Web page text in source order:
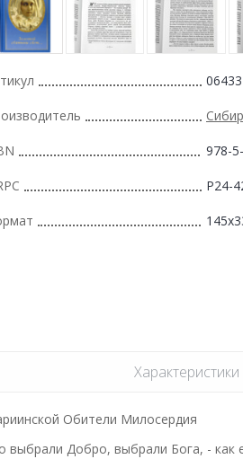
06433
978-
Р24-
Характеристики
Обители Милосердия
выбрали Добро, выбрали Бога, - как